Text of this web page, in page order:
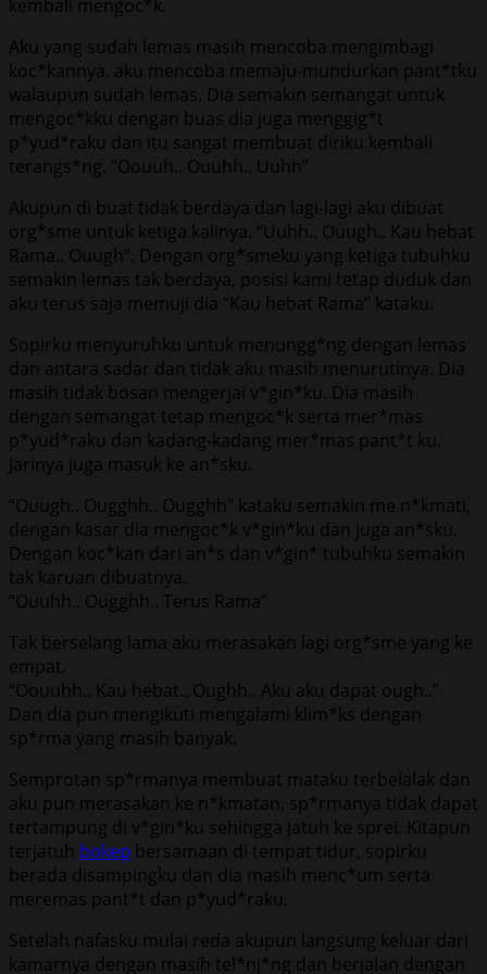
kembali mengoc*k.
Aku yang sudah lemas masih mencoba mengimbagi
koc*kannya, aku mencoba memaju-mundurkan pant*tku
walaupun sudah lemas. Dia semakin semangat untuk
mengoc*kku dengan buas dia juga menggig*t
p*yud*raku dan itu sangat membuat diriku kembali
terangs*ng. “Oouuh.. Ouuhh.. Uuhh”
Akupun di buat tidak berdaya dan lagi-lagi aku dibuat
org*sme untuk ketiga kalinya. “Uuhh.. Ouugh.. Kau hebat
Rama.. Ouugh”. Dengan org*smeku yang ketiga tubuhku
semakin lemas tak berdaya, posisi kami tetap duduk dan
aku terus saja memuji dia “Kau hebat Rama” kataku.
Sopirku menyuruhku untuk menungg*ng dengan lemas
dan antara sadar dan tidak aku masih menurutinya. Dia
masih tidak bosan mengerjai v*gin*ku. Dia masih
dengan semangat tetap mengoc*k serta mer*mas
p*yud*raku dan kadang-kadang mer*mas pant*t ku.
Jarinya juga masuk ke an*sku.
“Ouugh.. Ougghh.. Ougghh” kataku semakin me n*kmati,
dengan kasar dia mengoc*k v*gin*ku dan juga an*sku.
Dengan koc*kan dari an*s dan v*gin* tubuhku semakin
tak karuan dibuatnya.
“Ouuhh.. Ougghh.. Terus Rama”
Tak berselang lama aku merasakan lagi org*sme yang ke
empat.
“Oouuhh.. Kau hebat.. Oughh.. Aku aku dapat ough..”
Dan dia pun mengikuti mengalami klim*ks dengan
sp*rma yang masih banyak.
Semprotan sp*rmanya membuat mataku terbelalak dan
aku pun merasakan ke n*kmatan, sp*rmanya tidak dapat
tertampung di v*gin*ku sehingga jatuh ke sprei. Kitapun
terjatuh bokep bersamaan di tempat tidur, sopirku
berada disampingku dan dia masih menc*um serta
meremas pant*t dan p*yud*raku.
Setelah nafasku mulai reda akupun langsung keluar dari
kamarnya dengan masih tel*nj*ng dan berjalan dengan